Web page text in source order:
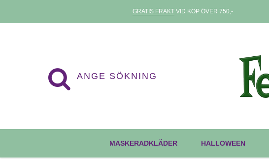
GRATIS FRAKTVID KÖP ÖVER 750,-
MASKERADKLÄDER HALLOWEEN